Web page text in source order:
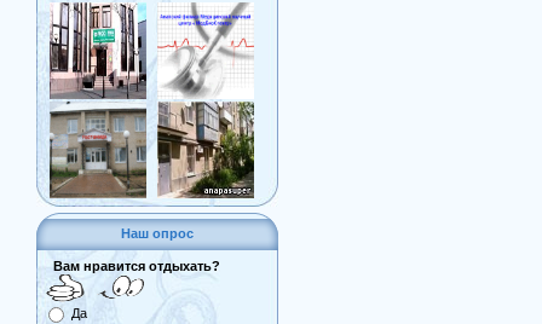
Наш опрос
Вам нравится отдыхать?
Да